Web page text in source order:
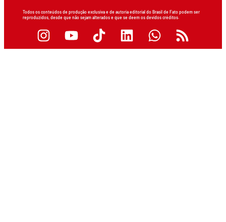
Todos os conteúdos de produção exclusiva e de autoria editorial do Brasil de Fato podem ser
reproduzidos, desde que não sejam alterados e que se deem os devidos créditos.